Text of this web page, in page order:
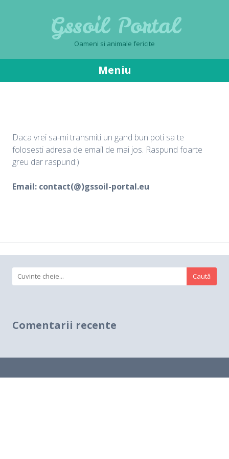
Gssoil Portal
Oameni si animale fericite
Meniu
Daca vrei sa-mi transmiti un gand bun poti sa te
folosesti adresa de email de mai jos. Raspund foarte
greu dar raspund:)
Email: contact(@)gssoil-portal.eu
Căutare:
Comentarii recente